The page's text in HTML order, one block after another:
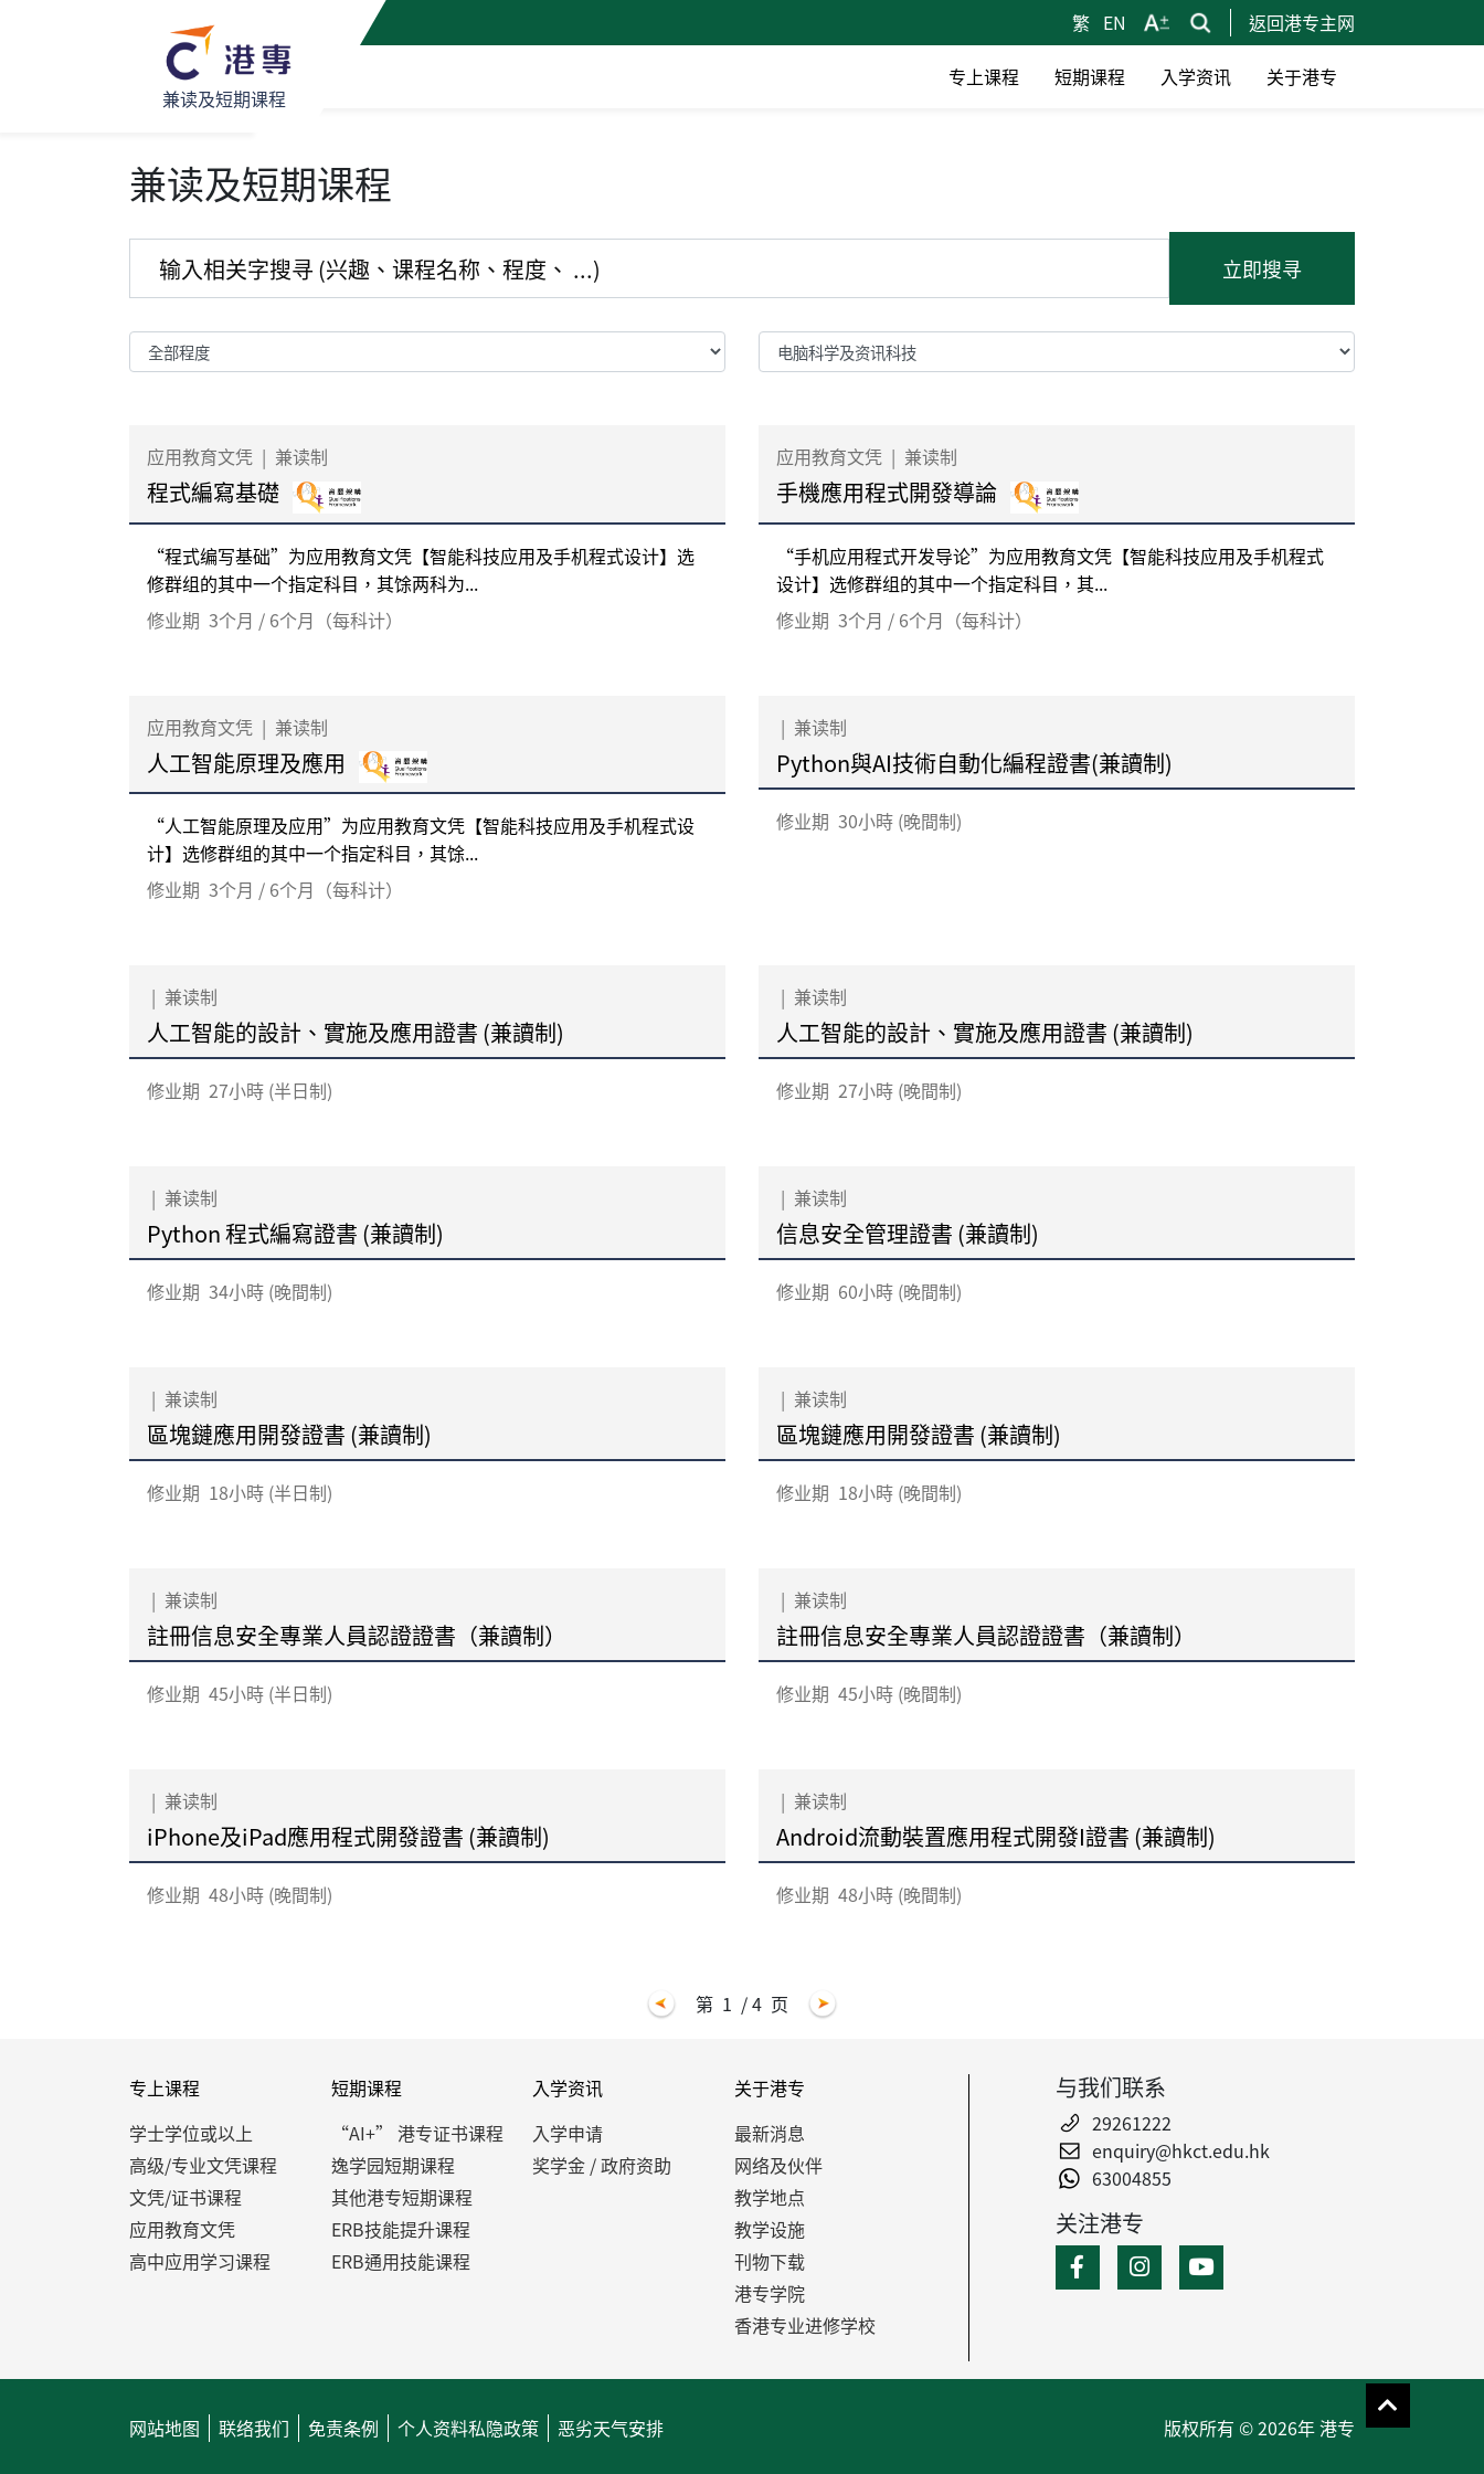
繁 EN 返回港专主网
兼读及短期课程
专上课程 短期课程 入学资讯 关于港专
兼读及短期课程
立即搜寻
应用教育文凭 | 兼读制
程式編寫基礎
“程式编写基础”为应用教育文凭【智能科技应用及手机程式设计】选
修群组的其中一个指定科目，其馀两科为...
修业期 3个月 / 6个月（每科计）
应用教育文凭 | 兼读制
手機應用程式開發導論
“手机应用程式开发导论”为应用教育文凭【智能科技应用及手机程式
设计】选修群组的其中一个指定科目，其...
修业期 3个月 / 6个月（每科计）
应用教育文凭 | 兼读制
人工智能原理及應用
“人工智能原理及应用”为应用教育文凭【智能科技应用及手机程式设
计】选修群组的其中一个指定科目，其馀...
修业期 3个月 / 6个月（每科计）
| 兼读制
Python與AI技術自動化編程證書(兼讀制)
修业期 30小時 (晚間制)
| 兼读制
人工智能的設計、實施及應用證書 (兼讀制)
修业期 27小時 (半日制)
| 兼读制
人工智能的設計、實施及應用證書 (兼讀制)
修业期 27小時 (晚間制)
| 兼读制
Python 程式編寫證書 (兼讀制)
修业期 34小時 (晚間制)
| 兼读制
信息安全管理證書 (兼讀制)
修业期 60小時 (晚間制)
| 兼读制
區塊鏈應用開發證書 (兼讀制)
修业期 18小時 (半日制)
| 兼读制
區塊鏈應用開發證書 (兼讀制)
修业期 18小時 (晚間制)
| 兼读制
註冊信息安全專業人員認證證書（兼讀制）
修业期 45小時 (半日制)
| 兼读制
註冊信息安全專業人員認證證書（兼讀制）
修业期 45小時 (晚間制)
| 兼读制
iPhone及iPad應用程式開發證書 (兼讀制)
修业期 48小時 (晚間制)
| 兼读制
Android流動裝置應用程式開發I證書 (兼讀制)
修业期 48小時 (晚間制)
第 1 / 4 页
专上课程
学士学位或以上
高级/专业文凭课程
文凭/证书课程
应用教育文凭
高中应用学习课程
短期课程
“AI+” 港专证书课程
逸学园短期课程
其他港专短期课程
ERB技能提升课程
ERB通用技能课程
入学资讯
入学申请
奖学金 / 政府资助
关于港专
最新消息
网络及伙伴
教学地点
教学设施
刊物下载
港专学院
香港专业进修学校
与我们联系
29261222
enquiry@hkct.edu.hk
63004855
关注港专
网站地图 联络我们 免责条例 个人资料私隐政策 恶劣天气安排 版权所有 © 2026年 港专